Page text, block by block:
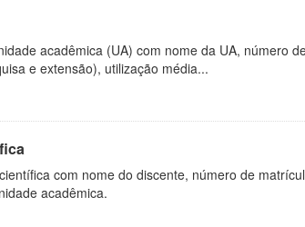
acadêmica (UA) com nome da UA, número
e extensão), utilização média...
com nome do discente, número de
acadêmica.